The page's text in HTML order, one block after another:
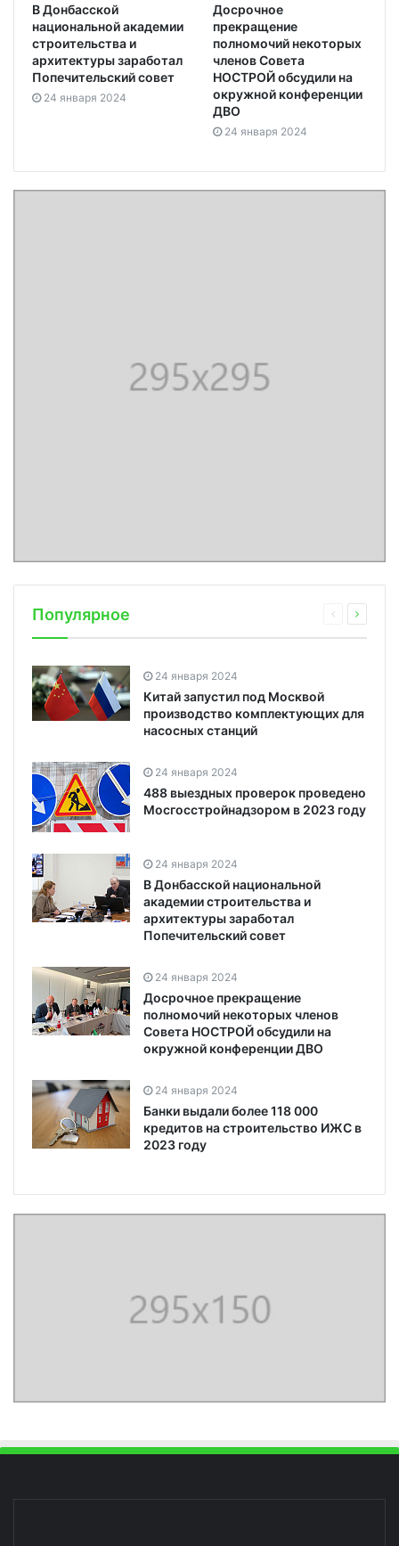
В Донбасской
национальной академии
строительства и
архитектуры заработал
Попечительский совет
24 января 2024
Досрочное
прекращение
полномочий некоторых
членов Совета
НОСТРОЙ обсудили на
окружной конференции
ДВО
24 января 2024
Популярное
24 января 2024
Китай запустил под Москвой
производство комплектующих для
насосных станций
24 января 2024
488 выездных проверок проведено
Мосгосстройнадзором в 2023 году
24 января 2024
В Донбасской национальной
академии строительства и
архитектуры заработал
Попечительский совет
24 января 2024
Досрочное прекращение
полномочий некоторых членов
Совета НОСТРОЙ обсудили на
окружной конференции ДВО
24 января 2024
Банки выдали более 118 000
кредитов на строительство ИЖС в
2023 году